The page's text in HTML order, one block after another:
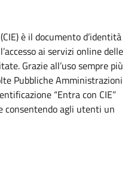
è il documento d’identità
ai servizi online delle
Grazie all’uso sempre più
Pubbliche Amministrazioni
“Entra con CIE”
consentendo agli utenti un